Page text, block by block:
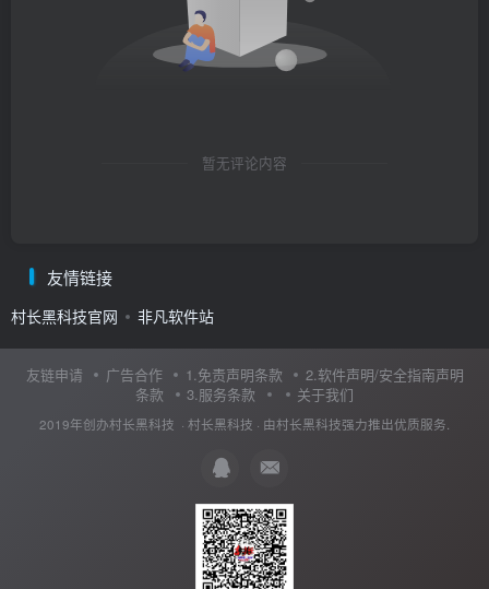
暂无评论内容
友情链接
村长黑科技官网 非凡软件站
友链申请 广告合作 1.免责声明条款
2.软件声明/安全指南声明
条款
3.服务条款 关于我们
2019年创办村长黑科技 · 村长黑科技 · 由村长黑科技强力推出优质服务.